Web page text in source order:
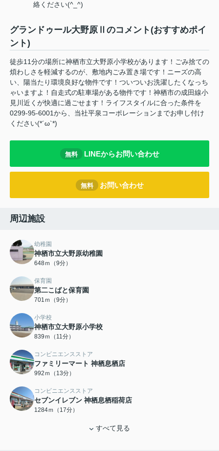
絡ください(^_^)
グランドゥール大野原Ⅱのコメント(おすすめポイ
ント)
徒歩11分の場所に神栖市立大野原小学校があります！ごみ捨ての
煩わしさを軽減するのが、敷地内ごみ置き場です！ニーズの高
い、陽当たり環境良好な物件です！ついついお洗濯したくなっち
ゃいますよ！自走式の駐車場がある物件です！神栖市の成田線小
見川近くが快適に過ごせます！ライフスタイルに合った条件を
0299-95-6001から、当社平泉コーポレーションまでお申し付け
ください(*´ω`*)
無料 LINEからお問い合わせ
無料 お問い合わせ
周辺施設
幼稚園
神栖市立大野原幼稚園
648ｍ（9分）
保育園
第二こばと保育園
701ｍ（9分）
小学校
神栖市立大野原小学校
839ｍ（11分）
コンビニエンスストア
ファミリーマート 神栖息栖店
992ｍ（13分）
コンビニエンスストア
セブンイレブン 神栖息栖稲荷店
1284ｍ（17分）
すべて見る